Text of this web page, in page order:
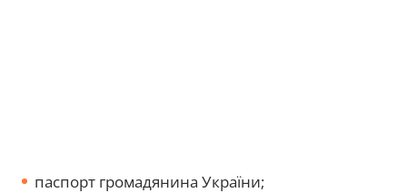
паспорт громадянина України;